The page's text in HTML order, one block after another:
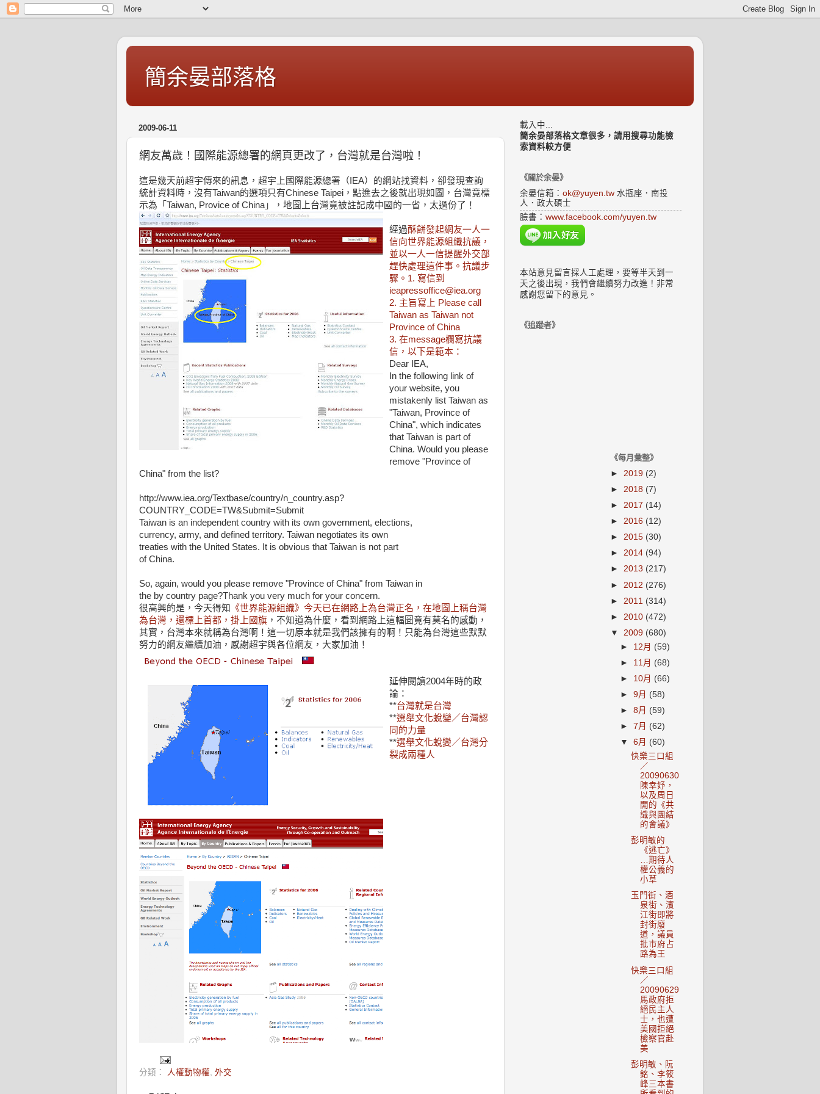
簡余晏部落格
2009-06-11
網友萬歲！國際能源總署的網頁更改了，台灣就是台灣啦！
這是幾天前超宇傳來的訊息，超宇上國際能源總署（IEA）的網站找資料，卻發現查詢
統計資料時，沒有Taiwan的選項只有Chinese Taipei，點進去之後就出現如圖，台灣竟標
示為「Taiwan, Provice of China」，地圖上台灣竟被註記成中國的一省，太過份了！
經過酥餅發起網友一人一
信向世界能源組織抗議，
並以一人一信提醒外交部
趕快處理這件事。抗議步
驟。1. 寫信到
ieapressoffice@iea.org
2. 主旨寫上 Please call
Taiwan as Taiwan not
Province of China
3. 在message欄寫抗議
信，以下是範本：
Dear IEA,
In the following link of
your website, you
mistakenly list Taiwan as
"Taiwan, Province of
China", which indicates
that Taiwan is part of
China. Would you please
remove "Province of
China" from the list?
http://www.iea.org/Textbase/country/n_country.asp?
COUNTRY_CODE=TW&Submit=Submit
Taiwan is an independent country with its own government, elections,
currency, army, and defined territory. Taiwan negotiates its own
treaties with the United States. It is obvious that Taiwan is not part
of China.
So, again, would you please remove "Province of China" from Taiwan in
the by country page?Thank you very much for your concern.
很高興的是，今天得知
《世界能源組織》今天已在網路上為台灣正名，在地圖上稱台灣
為台灣，還標上首都，掛上國旗 ，不知道為什麼，看到網路上這幅圖竟有莫名的感動，
其實，台灣本來就稱為台灣啊！這一切原本就是我們該擁有的啊！只能為台灣這些默默
努力的網友繼續加油，感謝超宇與各位網友，大家加油！
延伸閱讀2004年時的政
論：
**台灣就是台灣
**選舉文化蛻變／台灣認
同的力量
**選舉文化蛻變／台灣分
裂成兩種人
分類： 人權動物權 外交
載入中...
簡余晏部落格文章很多，請用搜尋功能檢
索資料較方便
《關於余晏》
余晏信箱： ok@yuyen.tw 水瓶座．南投
人．政大碩士
臉書： www.facebook.com/yuyen.tw
本站意見留言採人工處理，要等半天到一
天之後出現，我們會繼續努力改進！非常
感謝您留下的意見。
《追蹤者》
《每月彙整》
► 2019 (2)
► 2018 (7)
► 2017 (14)
► 2016 (12)
► 2015 (30)
► 2014 (94)
► 2013 (217)
► 2012 (276)
► 2011 (314)
► 2010 (472)
▼ 2009 (680)
► 12月 (59)
► 11月 (68)
► 10月 (66)
►9月 (58)
►8月 (59)
►7月 (62)
▼6月 (60)
快樂三口組
／
20090630
陳幸妤，
以及周日
開的《共
識與團結
的會議》
彭明敏的
《逃亡》
…期待人
權公義的
小草
玉門街、酒
泉街、濱
江街即將
封街廢
道，議員
批市府占
路為王
快樂三口組
／
20090629
馬政府拒
絕民主人
士，也遭
美國拒絕
檢察官赴
美
彭明敏、阮
銘、李筱
峰三本書